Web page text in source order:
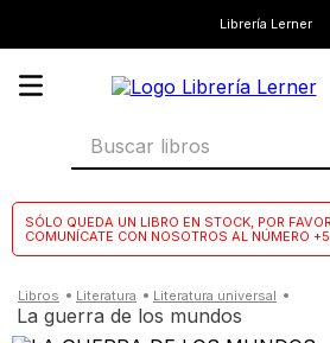
Librería Lerner
Buscar libros
SÓLO QUEDA UN LIBRO EN STOCK, POR
COMUNÍCATE CON NOSOTROS AL NÚMERO
literatura literatura universal
la guerra de los mundos